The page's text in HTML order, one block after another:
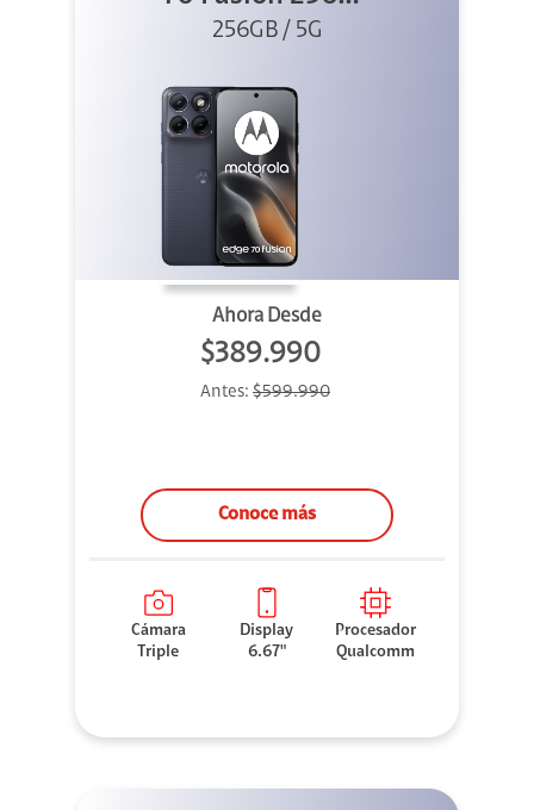
Azul
256GB / 5G
Ahora Desde
$389.990
Antes: $599.990
Conoce más
Cámara
Triple
Display
6.67"
Procesador
Qualcomm